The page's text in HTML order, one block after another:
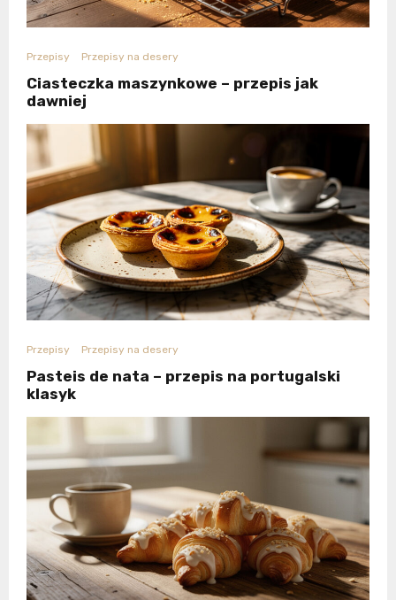
Przepisy Przepisy na desery
Ciasteczka maszynkowe – przepis jak
dawniej
Przepisy Przepisy na desery
Pasteis de nata – przepis na portugalski
klasyk